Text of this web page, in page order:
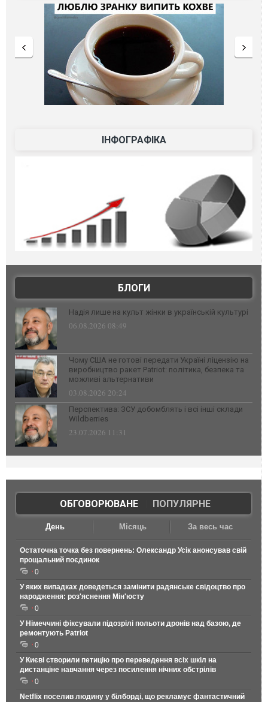
ІНФОГРАФІКА
БЛОГИ
Надія лише на культ жінки в українській культурі
06.08.2026 08:49
Чому США не готові передати Україні ліцензію на
виробництво ракет Patriot: політика, безпека та
можливі альтернативи
03.08.2026 20:24
Перспектива: ЗСУ добомблять і всі інші склади
Wildberries
23.07.2026 11:31
ОБГОВОРЮВАНЕ| ПОПУЛЯРНЕ
День Місяць За весь час
Остаточна точка без повернень: Олександр Усік анонсував свій
прощальний поєдинок
0
У яких випадках доведеться замінити радянське свідоцтво про
народження: роз'яснення Мін'юсту
0
У Німеччині фіксували підозрілі польоти дронів над базою, де
ремонтують Patriot
0
У Києві створили петицію про переведення всіх шкіл на
дистанціне навчання через посилення нічних обстрілів
0
Netflix поселив людину у білборді, що рекламує фантастичний